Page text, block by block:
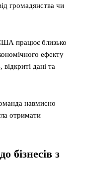
громадянства чи
працює близько
ефекту
дані та
навмисно
отримати
бізнесів з